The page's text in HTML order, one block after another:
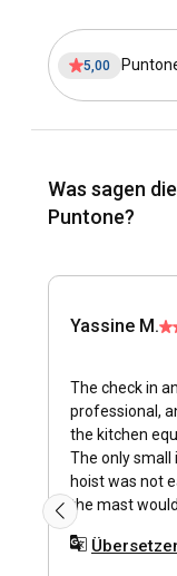
dort hin, mit
nahtlosen
Marinas wie
untergehenden
Ein Yachtcharter
Inseln wie Elba,
Klippen,
entdecken. Für
die Marina di
und eine ruhige
Was ist die
5,00
Was sagen
Puntone?
Yassine M.
The check in
professional,
the kitchen
The only small
hoist was not
the mast